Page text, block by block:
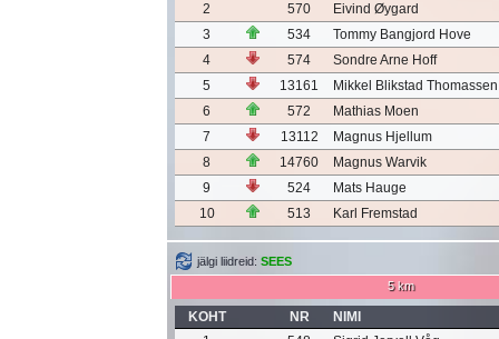
2
570
Eivind Øygard
3
534
Tommy Bangjord Hove
4
574
Sondre Arne Hoff
5
13161
Mikkel Blikstad Thomassen
6
572
Mathias Moen
7
13112
Magnus Hjellum
8
14760
Magnus Warvik
9
524
Mats Hauge
10
513 Karl Fremstad
jälgi liidreid: SEES
5 km
KOHT NR
NIMI